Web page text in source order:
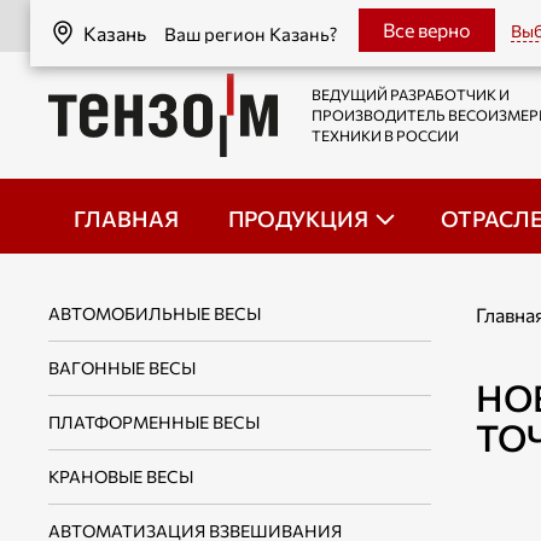
Казань Ваш регион Казань?
Казань Все верно
ВЕДУЩИЙ РАЗРАБОТЧИК И
ПРОИЗВОДИТЕЛЬ
ТЕХНИКИ В РОССИИ
ГЛАВНАЯ ПРОДУКЦИЯ
АВТОМОБИЛЬНЫЕ ВЕСЫ
ВАГОННЫЕ ВЕСЫ
ПЛАТФОРМЕННЫЕ ВЕСЫ
КРАНОВЫЕ ВЕСЫ
АВТОМАТИЗАЦИЯ ВЗВЕШИВАНИЯ